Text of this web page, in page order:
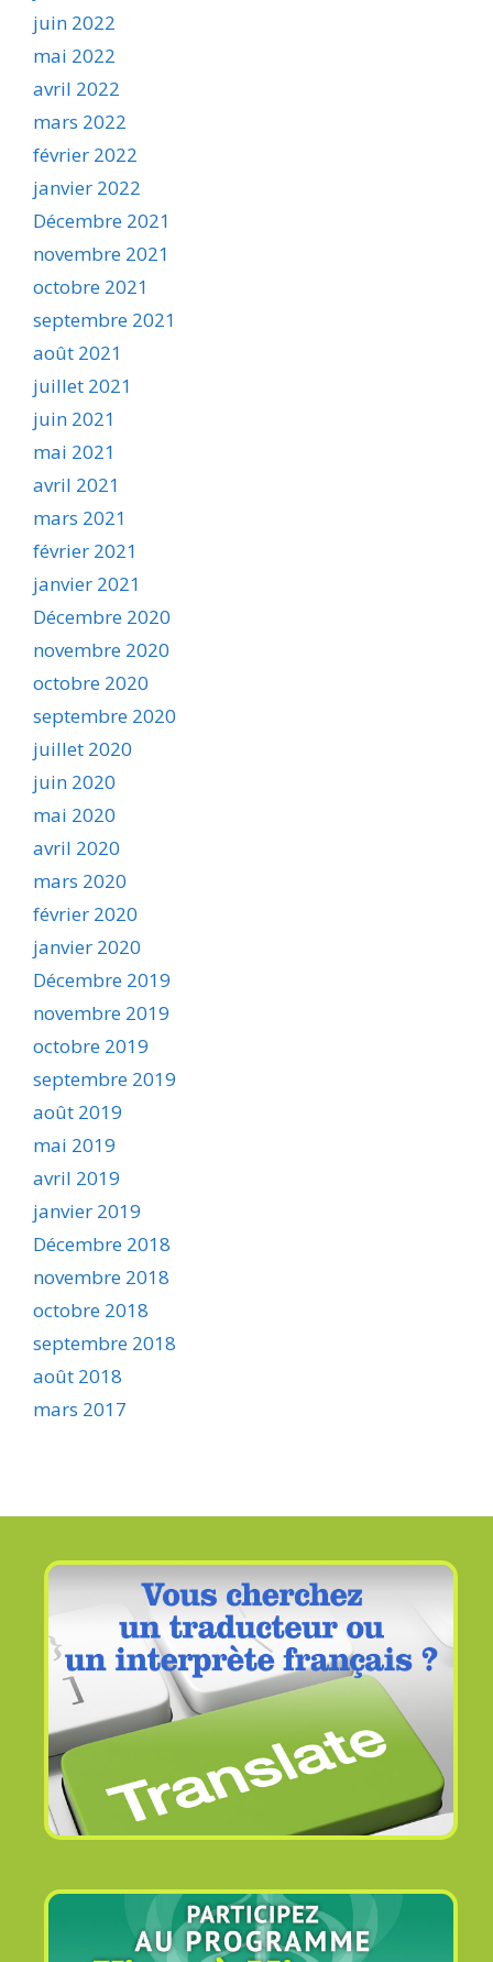
juin 2022
mai 2022
avril 2022
mars 2022
février 2022
janvier 2022
Décembre 2021
novembre 2021
octobre 2021
septembre 2021
août 2021
juillet 2021
juin 2021
mai 2021
avril 2021
mars 2021
février 2021
janvier 2021
Décembre 2020
novembre 2020
octobre 2020
septembre 2020
juillet 2020
juin 2020
mai 2020
avril 2020
mars 2020
février 2020
janvier 2020
Décembre 2019
novembre 2019
octobre 2019
septembre 2019
août 2019
mai 2019
avril 2019
janvier 2019
Décembre 2018
novembre 2018
octobre 2018
septembre 2018
août 2018
mars 2017